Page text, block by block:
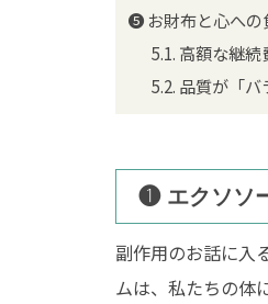
❺ お財布と心への
5.1. 高額な継続
5.2. 品質が「バ
❶ エクソソ
副作用のお話に入
ムは、私たちの体